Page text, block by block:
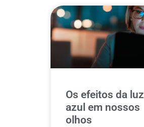
Os efeitos da luz
azul em nossos
olhos